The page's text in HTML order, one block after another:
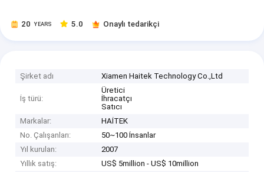
20 YEARS 5.0 Onaylı tedarikçi
Şirket adı Xiamen Haitek Technology Co.,Ltd
İş türü:
Üretici
İhracatçı
Satıcı
Markalar:
HAİTEK
No. Çalışanları:
50~100 İnsanlar
Yıl kurulan:
2007
Yıllık satış:
US$ 5million - US$ 10million